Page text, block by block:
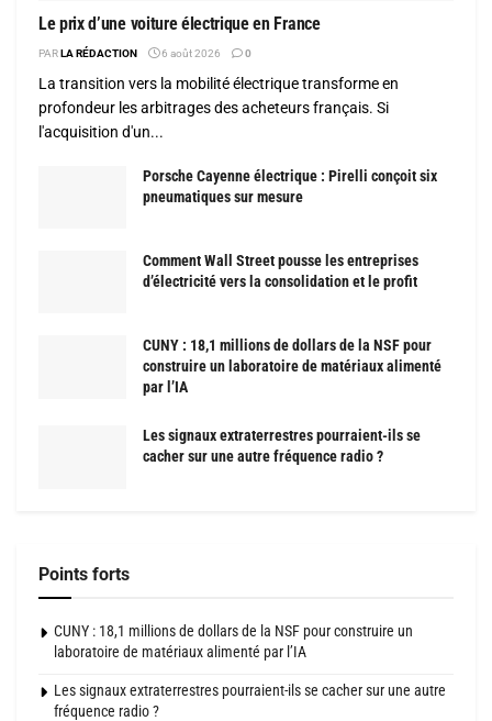
Le prix d’une voiture électrique en France
PARLA RÉDACTION 6 août 2026 0
La transition vers la mobilité électrique transforme en
profondeur les arbitrages des acheteurs français. Si
l'acquisition d'un...
Porsche Cayenne électrique : Pirelli conçoit six
pneumatiques sur mesure
Comment Wall Street pousse les entreprises
d’électricité vers la consolidation et le profit
CUNY : 18,1 millions de dollars de la NSF pour
construire un laboratoire de matériaux alimenté
par l’IA
Les signaux extraterrestres pourraient-ils se
cacher sur une autre fréquence radio ?
Points forts
CUNY : 18,1 millions de dollars de la NSF pour construire un
laboratoire de matériaux alimenté par l’IA
Les signaux extraterrestres pourraient-ils se cacher sur une autre
fréquence radio ?